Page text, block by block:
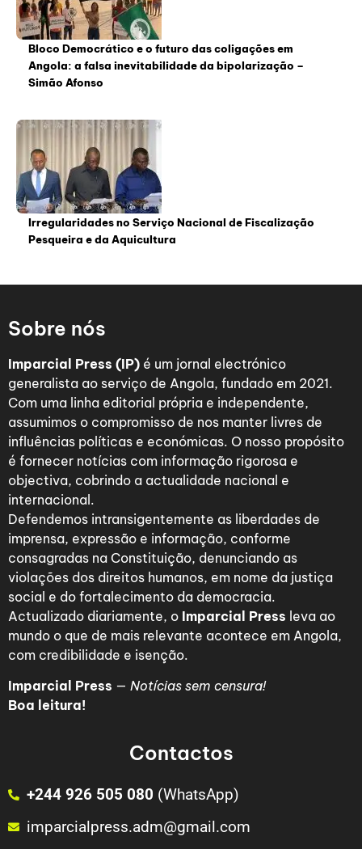
Bloco Democrático e o futuro das coligações em
Angola: a falsa inevitabilidade da bipolarização –
Simão Afonso
Irregularidades no Serviço Nacional de Fiscalização
Pesqueira e da Aquicultura
Sobre nós
Imparcial Press (IP) é um jornal electrónico
generalista ao serviço de Angola, fundado em 2021.
Com uma linha editorial própria e independente,
assumimos o compromisso de nos manter livres de
influências políticas e económicas. O nosso propósito
é fornecer notícias com informação rigorosa e
objectiva, cobrindo a actualidade nacional e
internacional.
Defendemos intransigentemente as liberdades de
imprensa, expressão e informação, conforme
consagradas na Constituição, denunciando as
violações dos direitos humanos, em nome da justiça
social e do fortalecimento da democracia.
Actualizado diariamente, o Imparcial Press leva ao
mundo o que de mais relevante acontece em Angola,
com credibilidade e isenção.
Imparcial Press — Notícias sem censura!
Boa leitura!
Contactos
+244 926 505 080 (WhatsApp)
imparcialpress.adm@gmail.com